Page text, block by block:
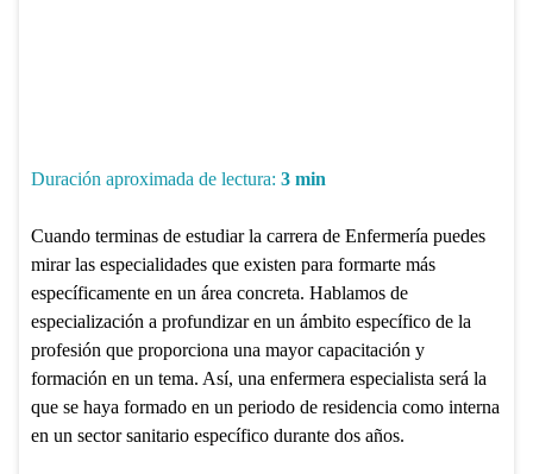
Duración aproximada de lectura: 3 min
Cuando terminas de estudiar la carrera de Enfermería puedes
mirar las especialidades que existen para formarte más
específicamente en un área concreta. Hablamos de
especialización a profundizar en un ámbito específico de la
profesión que proporciona una mayor capacitación y
formación en un tema. Así, una enfermera especialista será la
que se haya formado en un periodo de residencia como interna
en un sector sanitario específico durante dos años.